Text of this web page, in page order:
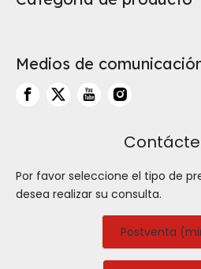
Medios de
Por favor seleccione el tipo de
desea realizar su consulta.
Postventa